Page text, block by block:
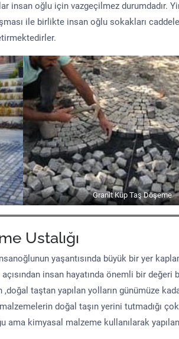
insan oğlu için vazgeçilmez durumdadır.
ile birlikte insan oğlu sokakları
Granit Küp Taş Döşeme
Ustalığı
yaşantısında büyük bir yer
insan hayatında önemli bir değeri
,doğal taştan yapılan yolların günümüze
doğal taşın yerini tutmadığı
ama kimyasal malzeme kullanılarak